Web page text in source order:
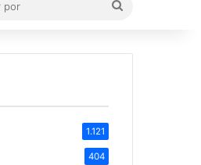
1.121
404